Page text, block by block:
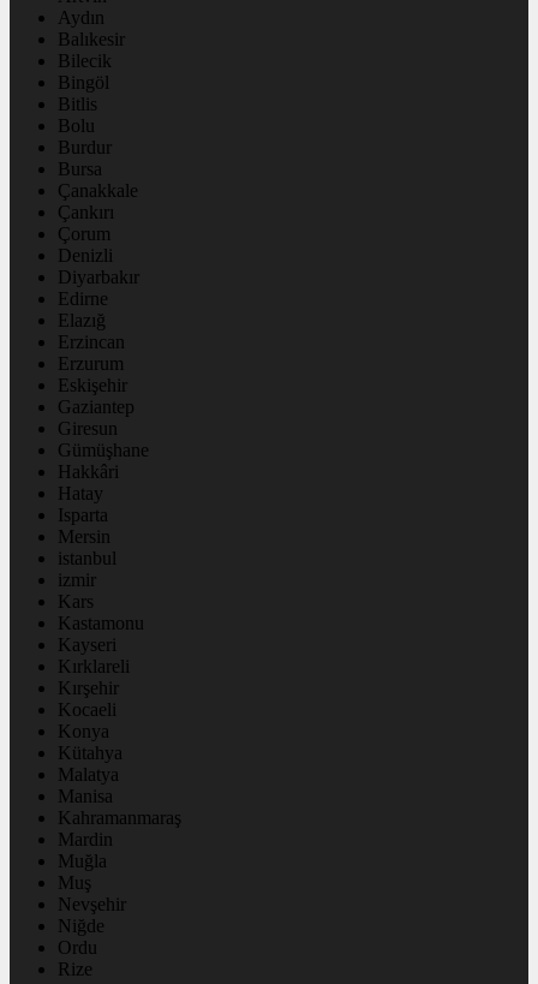
Aydın
Balıkesir
Bilecik
Bingöl
Bitlis
Bolu
Burdur
Bursa
Çanakkale
Çankırı
Çorum
Denizli
Diyarbakır
Edirne
Elazığ
Erzincan
Erzurum
Eskişehir
Gaziantep
Giresun
Gümüşhane
Hakkâri
Hatay
Isparta
Mersin
istanbul
izmir
Kars
Kastamonu
Kayseri
Kırklareli
Kırşehir
Kocaeli
Konya
Kütahya
Malatya
Manisa
Kahramanmaraş
Mardin
Muğla
Muş
Nevşehir
Niğde
Ordu
Rize